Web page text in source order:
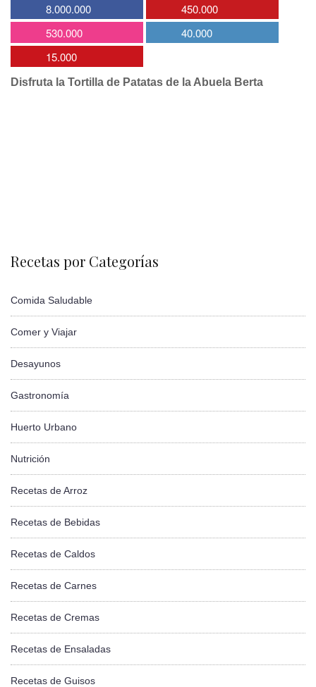
8.000.000
450.000
530.000
40.000
15.000
Disfruta la Tortilla de Patatas de la Abuela Berta
Recetas por Categorías
Comida Saludable
Comer y Viajar
Desayunos
Gastronomía
Huerto Urbano
Nutrición
Recetas de Arroz
Recetas de Bebidas
Recetas de Caldos
Recetas de Carnes
Recetas de Cremas
Recetas de Ensaladas
Recetas de Guisos